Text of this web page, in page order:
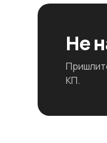
Не
КП.